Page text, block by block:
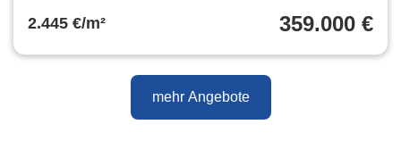
2.445 €/m² 359.000 €
mehr Angebote